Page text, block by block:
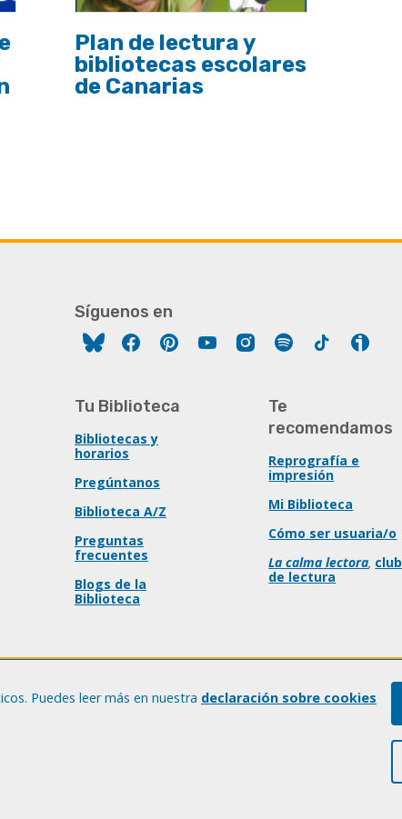
Plan de lectura y
bibliotecas escolares
de Canarias
Síguenos en
FacebookPinterestYouTubeInstagram
Spotify Tiktok
Tu Biblioteca
Bibliotecas y
horarios
Pregúntanos
Biblioteca A/Z
Preguntas
frecuentes
Blogs de la
Biblioteca
Te
recomendamos
Reprografía e
impresión
Mi Biblioteca
Cómo ser usuaria/o
La calma lectora, club
de lectura
Puedes leer más en nuestra declaración sobre cookies